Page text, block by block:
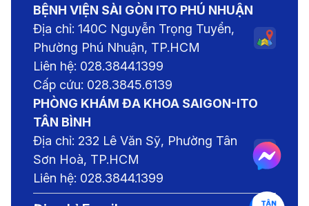
BỆNH VIỆN SÀI GÒN ITO PHÚ NHUẬN
Địa chỉ: 140C Nguyễn Trọng Tuyển,
Phường Phú Nhuận, TP.HCM
Liên hệ: 028.3844.1399
Cấp cứu: 028.3845.6139
PHÒNG KHÁM ĐA KHOA SAIGON-ITO
TÂN BÌNH
Địa chỉ: 232 Lê Văn Sỹ, Phường Tân
Sơn Hoà, TP.HCM
Liên hệ: 028.3844.1399